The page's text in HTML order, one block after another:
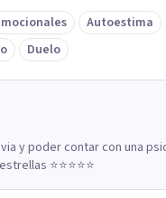
Autoestima
Duelo
y poder contar con una
⭐️⭐️⭐️⭐️⭐️